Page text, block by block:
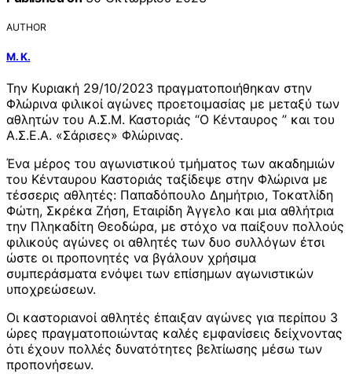
AUTHOR
Μ. Κ.
Την Κυριακή 29/10/2023 πραγματοποιήθηκαν στην
Φλώρινα φιλικοί αγώνες προετοιμασίας με μεταξύ των
αθλητών του Α.Σ.Μ. Καστοριάς “Ο Κένταυρος ” και του
Α.Σ.Ε.Α. «Σάρισες» Φλώρινας.
Ένα μέρος του αγωνιστικού τμήματος των ακαδημιών
του Κένταυρου Καστοριάς ταξίδεψε στην Φλώρινα με
τέσσερις αθλητές: Παπαδόπουλο Δημήτριο, Τοκατλίδη
Φώτη, Σκρέκα Ζήση, Εταιρίδη Άγγελο και μια αθλήτρια
την Πληκαδίτη Θεοδώρα, με στόχο να παίξουν πολλούς
φιλικούς αγώνες οι αθλητές των δυο συλλόγων έτσι
ώστε οι προπονητές να βγάλουν χρήσιμα
συμπεράσματα ενόψει των επίσημων αγωνιστικών
υποχρεώσεων.
Οι καστοριανοί αθλητές έπαιξαν αγώνες για περίπου 3
ώρες πραγματοποιώντας καλές εμφανίσεις δείχνοντας
ότι έχουν πολλές δυνατότητες βελτίωσης μέσω των
προπονήσεων.